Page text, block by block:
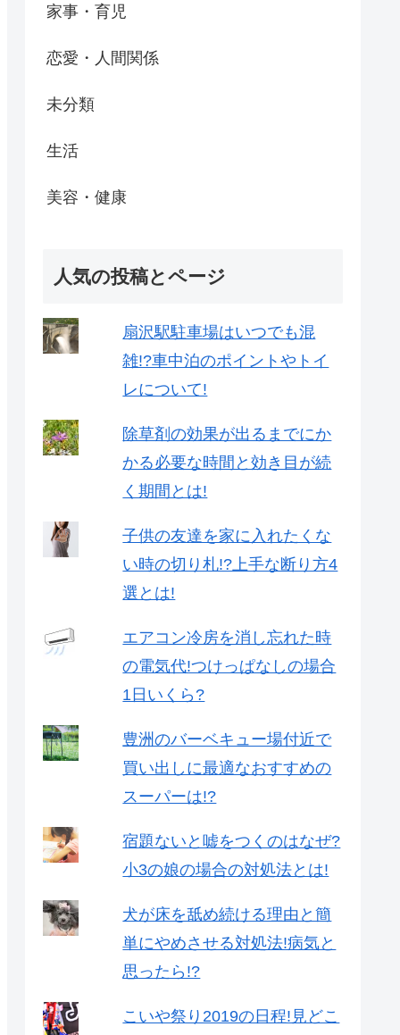
家事・育児
恋愛・人間関係
未分類
生活
美容・健康
人気の投稿とページ
扇沢駅駐車場はいつでも混
雑!?車中泊のポイントやトイ
レについて!
除草剤の効果が出るまでにか
かる必要な時間と効き目が続
く期間とは!
子供の友達を家に入れたくな
い時の切り札!?上手な断り方4
選とは!
エアコン冷房を消し忘れた時
の電気代!つけっぱなしの場合
1日いくら?
豊洲のバーベキュー場付近で
買い出しに最適なおすすめの
スーパーは!?
宿題ないと嘘をつくのはなぜ?
小3の娘の場合の対処法とは!
犬が床を舐め続ける理由と簡
単にやめさせる対処法!病気と
思ったら!?
こいや祭り2019の日程!見どこ